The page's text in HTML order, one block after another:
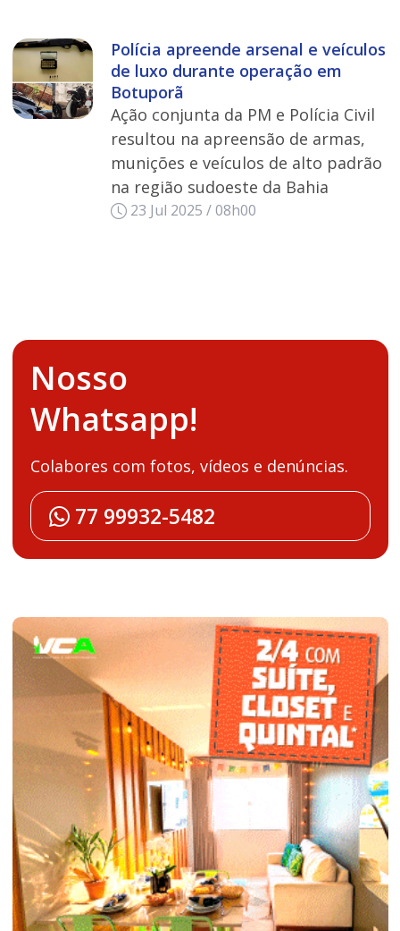
Polícia apreende arsenal e veículos
de luxo durante operação em
Botuporã
Ação conjunta da PM e Polícia Civil
resultou na apreensão de armas,
munições e veículos de alto padrão
na região sudoeste da Bahia
23 Jul 2025 / 08h00
Nosso
Whatsapp!
Colabores com fotos, vídeos e denúncias.
77 99932-5482